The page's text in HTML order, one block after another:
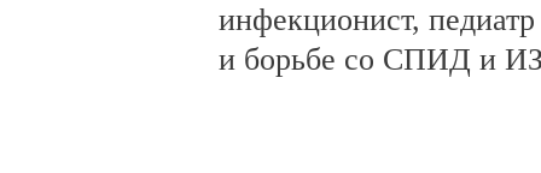
инфекционист,
и борьбе со СПИД и